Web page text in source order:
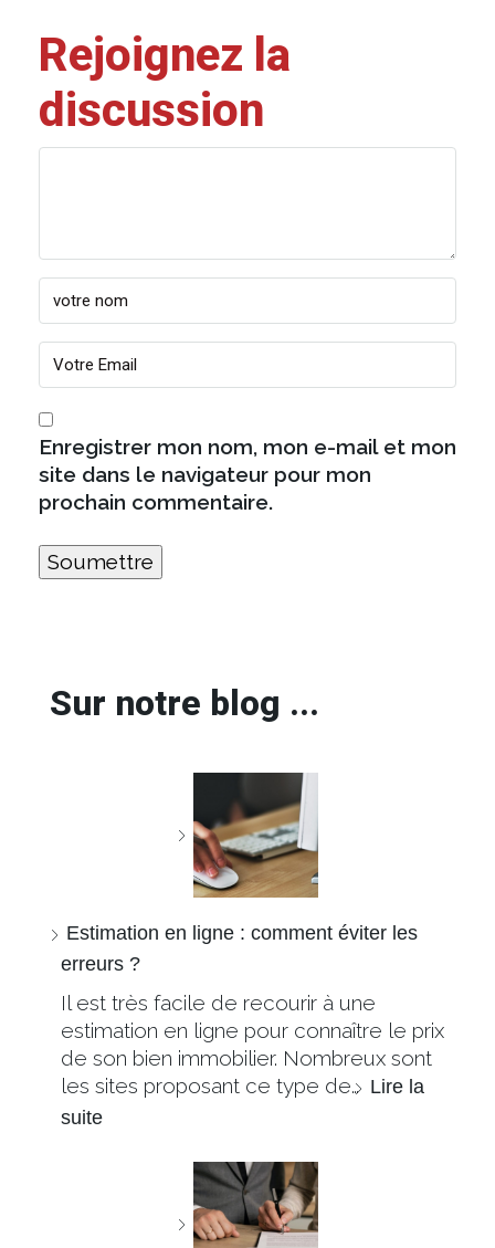
Rejoignez la
discussion
Enregistrer mon nom, mon e-mail et mon
site dans le navigateur pour mon
prochain commentaire.
Sur notre blog ...
Estimation en ligne : comment éviter les
erreurs ?
Il est très facile de recourir à une
estimation en ligne pour connaître le prix
de son bien immobilier. Nombreux sont
les sites proposant ce type de… Lire la
suite